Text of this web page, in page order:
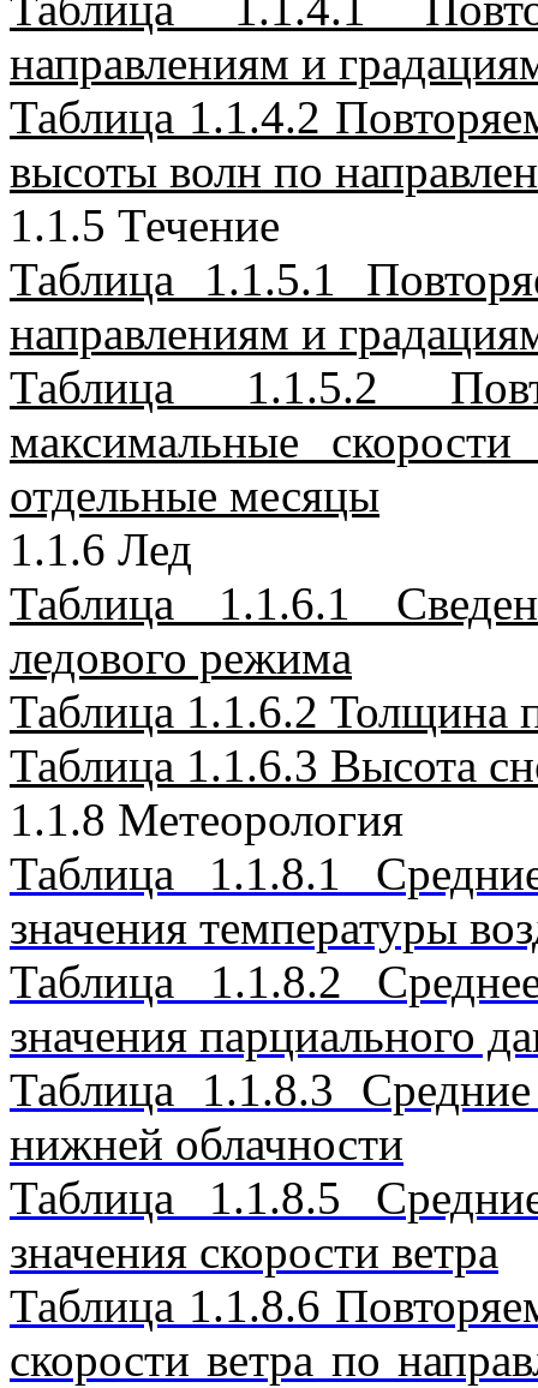
направлениям и
Таблица 1.1.4.2
высоты волн по
1.1.5 Течение
Таблица 1.1.5.1
направлениям и
Таблица 1.1.5.2
максимальные
отдельные месяцы
1.1.6 Лед
Таблица 1.1.6.1
ледового режима
Таблица 1.1.6.2 Толщина
Таблица 1.1.6.3 Высота
1.1.8 Метеорология
Таблица 1.1.8.1
значения температуры
Таблица 1.1.8.2
значения парциального
Таблица 1.1.8.3
нижней облачности
Таблица 1.1.8.5
значения скорости ветра
Таблица 1.1.8.6
скорости ветра по